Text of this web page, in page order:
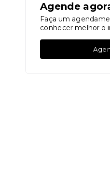
Agende
Faça um
conhecer melhor o